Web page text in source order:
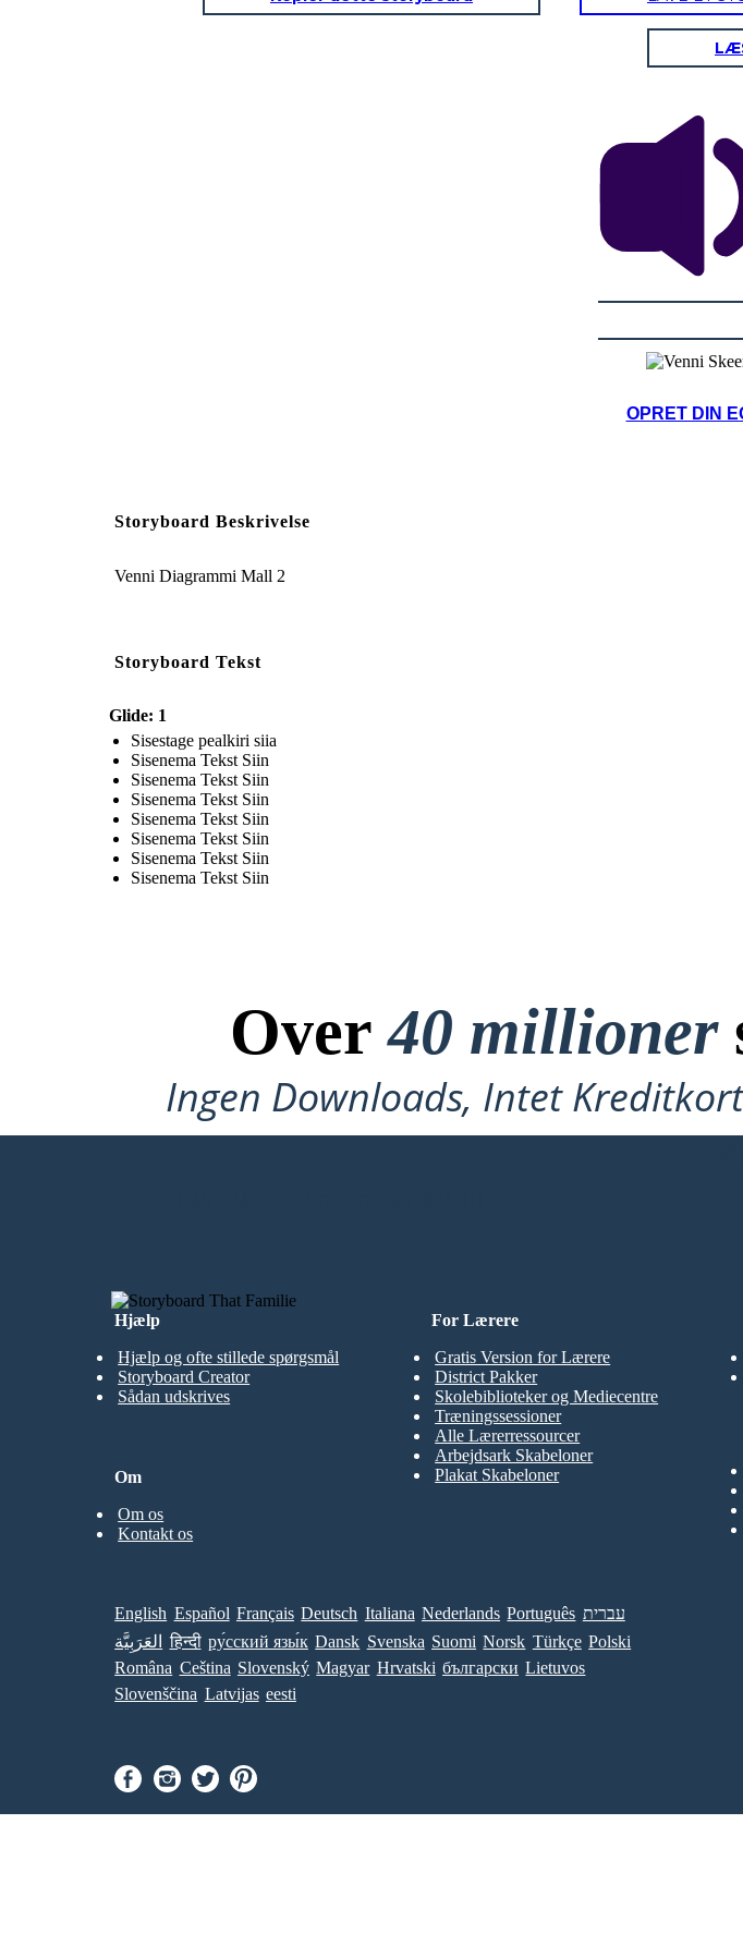
OPRET DIN
Storyboard Beskrivelse
Venni Diagrammi Mall 2
Storyboard Tekst
Glide: 1
Sisestage pealkiri siia
Sisenema Tekst Siin
Sisenema Tekst Siin
Sisenema Tekst Siin
Sisenema Tekst Siin
Sisenema Tekst Siin
Sisenema Tekst Siin
Sisenema Tekst Siin
Over40 millioner
Ingen Downloads, Intet
Hjælp
Hjælp og ofte stillede spørgsmål
Storyboard Creator
Sådan udskrives
For Lærere
Gratis Version for Lærere
District Pakker
Skolebiblioteker og Mediecentre
Træningssessioner
Alle Lærerressourcer
Arbejdsark Skabeloner
Plakat Skabeloner
Om
Om os
Kontakt os
English Español Français Deutsch Italiana Nederlands Português עברית
العَرَبِيَّة
हिन्दी ру́сский язы́к Dansk Svenska Suomi Norsk Türkçe Polski
Româna Ceština Slovenský Magyar Hrvatski български Lietuvos
Slovenščina Latvijas eesti